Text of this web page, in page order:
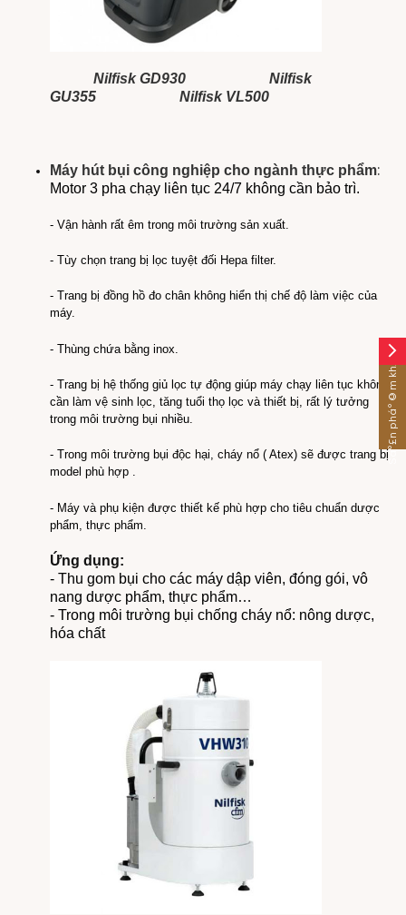
Nilfisk GD930
Nilfisk
GU355
Nilfisk VL500
Máy hút bụi công nghiệp cho ngành thực phẩm:
Motor 3 pha chạy liên tục 24/7 không cần bảo trì.
- Vận hành rất êm trong môi trường sản xuất.
- Tùy chọn trang bị lọc tuyệt đối Hepa filter.
- Trang bị đồng hồ đo chân không hiển thị chế độ làm việc của
máy.
- Thùng chứa bằng inox.
- Trang bị hệ thống giủ lọc tự động giúp máy chạy liên tục không
cần làm vệ sinh lọc, tăng tuổi thọ lọc và thiết bị, rất lý tưởng
trong môi trường bụi nhiều.
- Trong môi trường bụi độc hại, cháy nổ ( Atex) sẽ được trang bị
model phù hợp .
- Máy và phụ kiện được thiết kế phù hợp cho tiêu chuẩn dược
phẩm, thực phẩm.
Ứng dụng:
- Thu gom bụi cho các máy dập viên, đóng gói, vô
nang dược phẩm, thực phẩm…
- Trong môi trường bụi chống cháy nổ: nông dược,
hóa chất
arrow_forward_ios
Sáº£n pháº©m khÃ¡c